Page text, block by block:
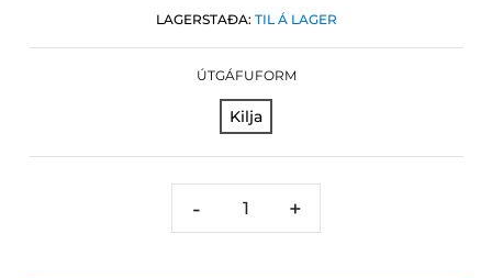
LAGERSTAÐA: TIL Á LAGER
ÚTGÁFUFORM
Kilja
- +